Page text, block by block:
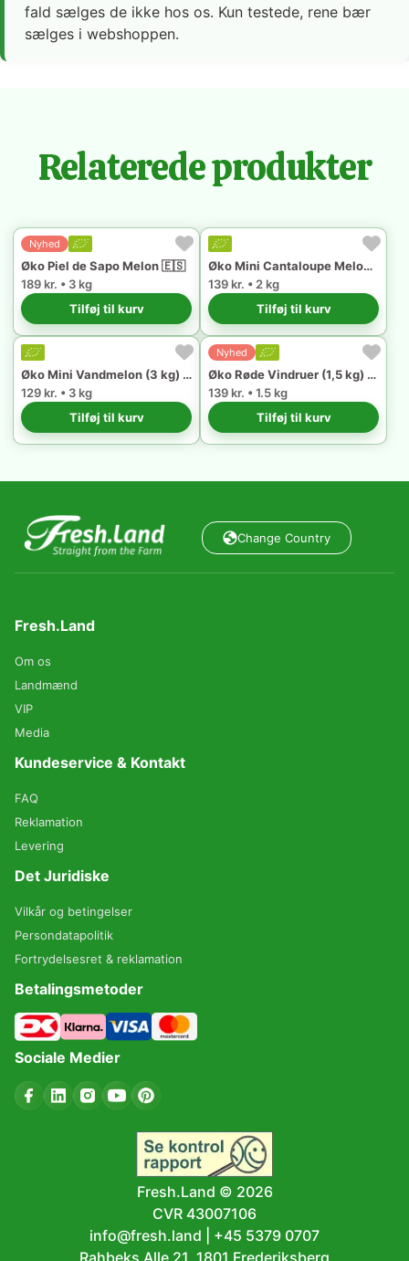
fald sælges de ikke hos os. Kun testede, rene bær
sælges i webshoppen.
Relaterede produkter
Nyhed
Øko Piel de Sapo Melon 🇪🇸
189 kr. • 3 kg
Tilføj til kurv
Øko Mini Cantaloupe Melon (2 kg) 🇪🇸
139 kr. • 2 kg
Tilføj til kurv
Øko Mini Vandmelon (3 kg) 🇪🇸
129 kr. • 3 kg
Tilføj til kurv
Nyhed
Øko Røde Vindruer (1,5 kg) 🇪🇸
139 kr. • 1.5 kg
Tilføj til kurv
Change Country
Fresh.Land
Om os
Landmænd
VIP
Media
Kundeservice & Kontakt
FAQ
Reklamation
Levering
Det Juridiske
Vilkår og betingelser
Persondatapolitik
Fortrydelsesret & reklamation
Betalingsmetoder
Sociale Medier
Fresh.Land © 2026
CVR 43007106
info@fresh.land
+45 5379 0707
Rahbeks Alle 21, 1801 Frederiksberg